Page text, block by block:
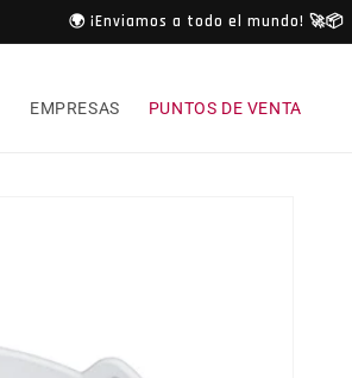
🌍 ¡Enviamos a todo el mundo! 🚀📦
EMPRESAS PUNTOS DE VENTA